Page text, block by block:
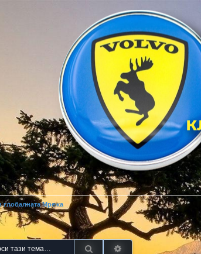
глобалната Мрежа
Търсене Разширено търсене